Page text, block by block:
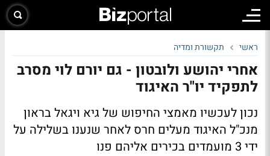
ראשי תקשורת ומדיה
אחרי יהושע ולובטון - גם יורם לוי מסרב
לתפקיד יו"ר האיגוד
נכון לעכשיו מאמצי החיפוש של גיא ויגאל בראון
מנכ"ל האיגוד מעלים חרס לאחר שנענו בשלילה על
ידי 3 מועמדים בכירים אליהם פנו